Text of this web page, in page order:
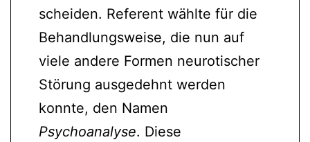
scheiden. Referent wählte für die
Behandlungsweise, die nun auf
viele andere Formen neurotischer
Störung ausgedehnt werden
konnte, den Namen
Psychoanalyse. Diese